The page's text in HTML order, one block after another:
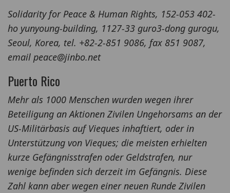
Solidarity for Peace & Human Rights, 152-053 402-
ho yunyoung-building, 1127-33 guro3-dong gurogu,
Seoul, Korea, tel. +82-2-851 9086, fax 851 9087,
email peace@jinbo.net
Puerto Rico
Mehr als 1000 Menschen wurden wegen ihrer
Beteiligung an Aktionen Zivilen Ungehorsams an der
US-Militärbasis auf Vieques inhaftiert, oder in
Unterstützung von Vieques; die meisten erhielten
kurze Gefängnisstrafen oder Geldstrafen, nur
wenige befinden sich derzeit im Gefängnis. Diese
Zahl kann aber wegen einer neuen Runde Zivilen